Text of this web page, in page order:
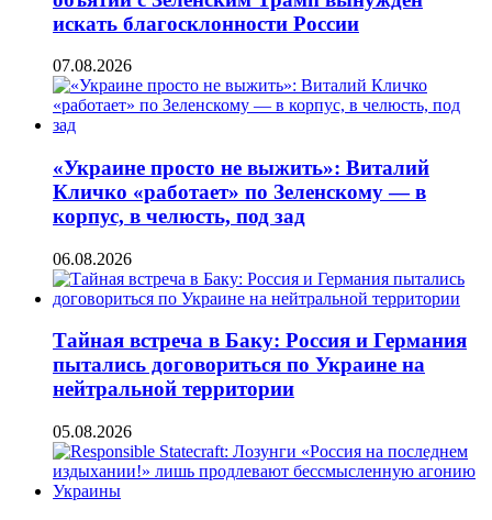
искать благосклонности России
07.08.2026
«Украине просто не выжить»: Виталий
Кличко «работает» по Зеленскому — в
корпус, в челюсть, под зад
06.08.2026
Тайная встреча в Баку: Россия и Германия
пытались договориться по Украине на
нейтральной территории
05.08.2026